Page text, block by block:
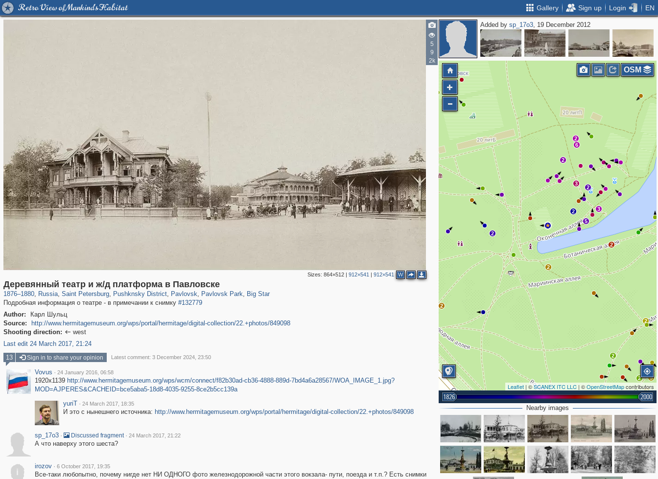
Retro View of Mankind's Habitat Gallery Sign up Login EN
5
9
2k
Sizes: 864×512| 912×541 | 912×541 W
Деревянный театр и ж/д платформа в Павловске
1876–1880, Russia
1,406,840 29,243
, Saint Petersburg
197,173 5,709
, Pushknsky District
11,385 655
, Pavlovsk
3,558 432
, Pavlovsk Park
2,847 309
, Big Star
Подробная информация о театре - в примечании к снимку #132779
Author:
Карл Шульц
Source:
http://www.hermitagemuseum.org/wps/portal/hermitage/digital-collection/22.+photos/849098
Shooting direction:  west
Last edit 24 March 2017, 21:24
Added bysp_17o3, 19 December 2012
2
2
6
2
3
2
3
2
5
2
2
2
5
2
2
2
2
2
2
2
2
Leaflet | ©SCANEX ITC LLC | ©OpenStreetMapcontributors
1826 2000
OSM
Nearby images
13 Sign in to share your opinion Latest comment: 3 December 2024, 23:50
Vovus · 24 January 2016, 06:58
1920x1139 http://www.hermitagemuseum.org/wps/wcm/connect/f82b30ad-cb36-4888-889d-7bd4a6a28567/WOA_IMAGE_1.jpg?
MOD=AJPERES&CACHEID=bce5aba5-18d8-4035-9255-8ce2b5cc139a
yuriT · 24 March 2017, 18:35
И это с нынешнего источника: http://www.hermitagemuseum.org/wps/portal/hermitage/digital-collection/22.+photos/849098
sp_17o3 · Discussed fragment · 24 March 2017, 21:22
А что наверху этого шеста?
i
irozov · 6 October 2017, 19:35
Все-таки любопытно, почему нигде нет НИ ОДНОГО фото железнодорожной части этого вокзала- пути, поезда и т.п.? Есть снимки